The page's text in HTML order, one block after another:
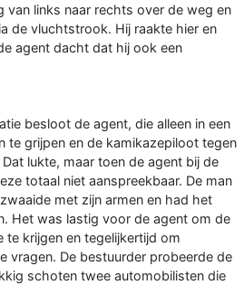
van links naar rechts over de weg en
de vluchtstrook. Hij raakte hier en
agent dacht dat hij ook een
besloot de agent, die alleen in een
te grijpen en de kamikazepiloot tegen
lukte, maar toen de agent bij de
totaal niet aanspreekbaar. De man
met zijn armen en had het
Het was lastig voor de agent om de
te krijgen en tegelijkertijd om
vragen. De bestuurder probeerde de
schoten twee automobilisten die